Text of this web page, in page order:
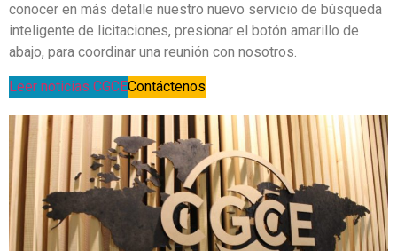
conocer en más detalle nuestro nuevo servicio de búsqueda
inteligente de licitaciones, presionar el botón amarillo de
abajo, para coordinar una reunión con nosotros.
Leer noticias CGCEContáctenos